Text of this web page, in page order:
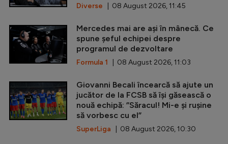
Diverse | 08 August 2026, 11:45
Mercedes mai are ași în mânecă. Ce
spune șeful echipei despre
programul de dezvoltare
Formula 1 | 08 August 2026, 11:03
Giovanni Becali încearcă să ajute un
jucător de la FCSB să își găsească o
nouă echipă: ”Săracul! Mi-e și rușine
să vorbesc cu el”
SuperLiga | 08 August 2026, 10:30